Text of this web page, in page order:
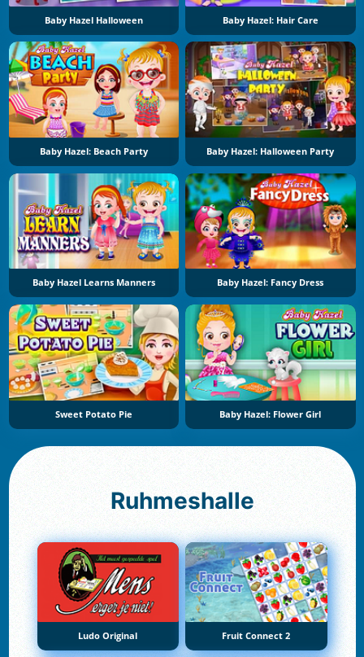
Baby Hazel Halloween Baby Hazel: Hair Care
Baby Hazel: Beach Party Baby Hazel: Halloween Party
Baby Hazel Learns Manners Baby Hazel: Fancy Dress
Sweet Potato Pie Baby Hazel: Flower Girl
Ruhmeshalle
Ludo Original Fruit Connect 2